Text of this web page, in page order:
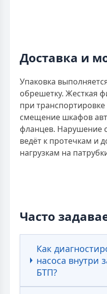
Доставка и
Упаковка
обрешетку. Жесткая
при
смещение шкафов
фланцев. Нарушение
ведёт к протечкам и
нагрузкам на
Часто
Как
насоса внутри
БТП?